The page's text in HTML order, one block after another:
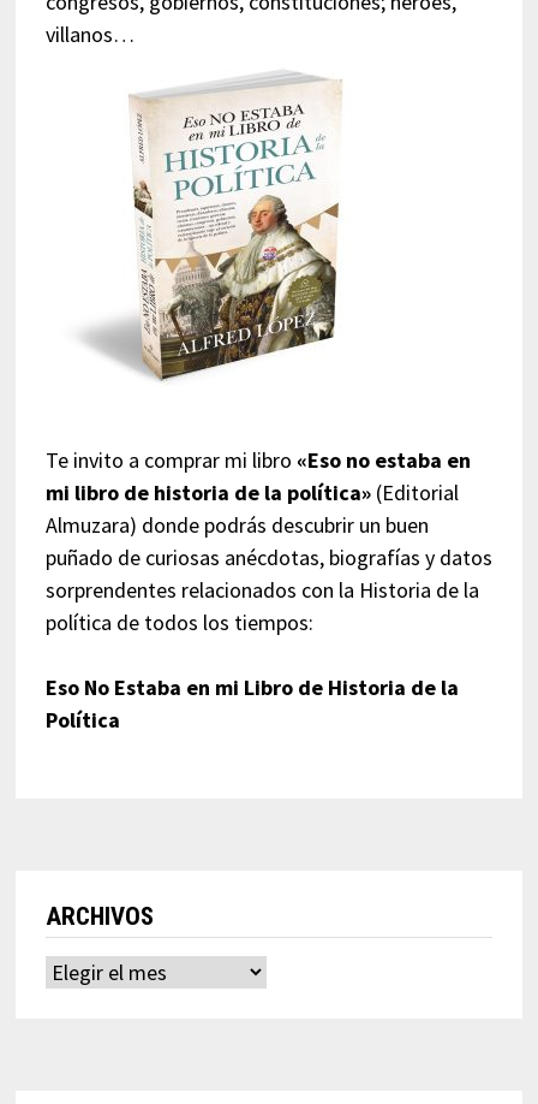
villanos…
Te invito a comprar mi libro «Eso no estaba en
mi libro de historia de la política»(Editorial
Almuzara) donde podrás descubrir un buen
puñado de curiosas anécdotas, biografías y datos
sorprendentes relacionados con la Historia de la
política de todos los tiempos:
Eso No Estaba en mi Libro de Historia de la
Política
ARCHIVOS
Archivos